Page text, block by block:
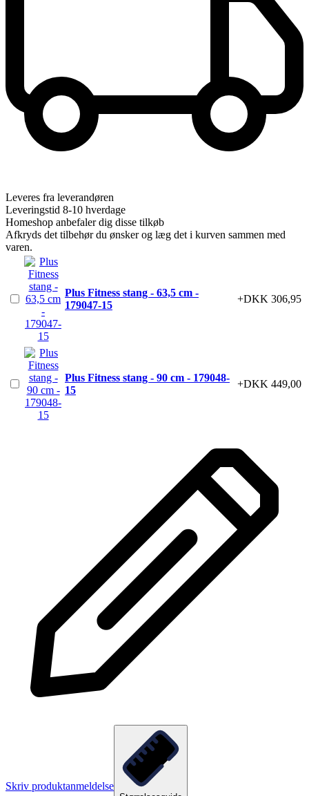
Leveres fra leverandøren
Leveringstid 8-10 hverdage
Homeshop anbefaler dig disse tilkøb
Afkryds det tilbehør du ønsker og læg det i kurven sammen med
varen.
Plus Fitness stang - 63,5 cm -
179047-15
+DKK 306,95
Plus Fitness stang - 90 cm - 179048-
15
+DKK 449,00
Skriv produktanmeldelse